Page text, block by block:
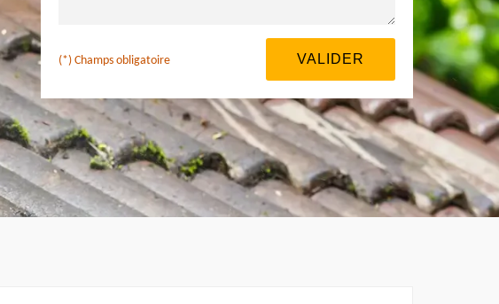
(*) Champs obligatoire